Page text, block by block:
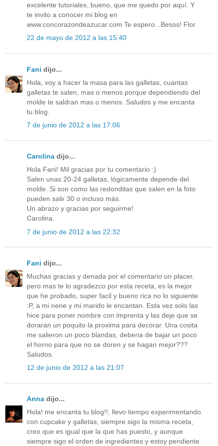
excelente tutoriales..bueno, que me quedo por aquí. Y
te invito a conocer mi blog en
www.concorazondeazucar.com Te espero...Besos! Flor
22 de mayo de 2012 a las 15:40
Fani dijo...
Hola, voy a hacer la masa para las galletas, cuantas
galletas te salen, mas o menos porque dependiendo del
molde te saldran mas o menos. Saludos y me encanta
tu blog.
7 de junio de 2012 a las 17:06
Carolina dijo...
Hola Fani! Mil gracias por tu comentario :)
Salen unas 20-24 galletas, lógicamente depende del
molde. Si son como las redonditas que salen en la foto
pueden salir 30 o incluso más.
Un abrazo y gracias por seguirme!
Carolina.
7 de junio de 2012 a las 22:32
Fani dijo...
Muchas gracias y denada por el comentario un placer,
pero mas te lo agradezco por esta receta, es la mejor
que he probado, super facil y bueno rica no lo siguiente
:P, a mi nene y mi marido le encantan. Esta vez solo las
hice para poner nombre con imprenta y las deje que se
doraran un poquito la proxima para decorar. Una cosita
me salieron un poco blandas, deberia de bajar un poco
el horno para que no se doren y se hagan mejor???
Saludos.
12 de junio de 2012 a las 21:07
Anna dijo...
Hola! me encanta tu blog!!, llevo tiempo experimentando
con cupcake y galletas, siempre sigo la misma receta,
creo que es igual que la que has puesto, y aunque
siempre sigo el orden de ingredientes y estoy pendiente